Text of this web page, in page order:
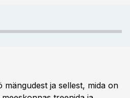
mängudest ja sellest, mida on